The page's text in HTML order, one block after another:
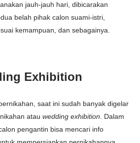
jauh-jauh hari, dibicarakan
belah pihak calon suami-istri,
kemampuan, dan sebagainya.
Exhibition
saat ini sudah banyak digelar
atau wedding exhibition . Dalam
pengantin bisa mencari info